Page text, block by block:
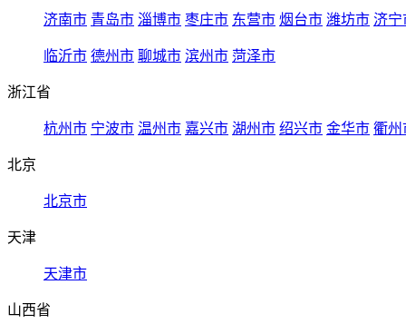
济南市 青岛市 淄博市 枣庄市 东营市 烟台市 潍坊市 济宁
临沂市 德州市 聊城市 滨州市 菏泽市
浙江省
杭州市 宁波市 温州市 嘉兴市 湖州市 绍兴市 金华市 衢州
北京
北京市
天津
天津市
山西省